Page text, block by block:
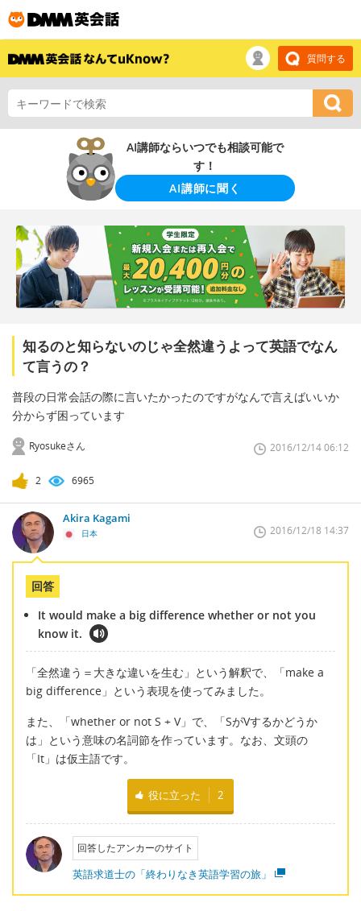
質問する
AI講師ならいつでも相談可能で
す！
AI講師に聞く
知るのと知らないのじゃ全然違うよって英語でなん
て言うの？
普段の日常会話の際に言いたかったのですがなんで言えばいいか
分からず困っています
Ryosukeさん 2016/12/14 06:12
2 6965
Akira Kagami
日本 2016/12/18 14:37
回答
It would make a big difference whether or not you
know it.
「全然違う＝大きな違いを生む」という解釈で、「make a
big difference」という表現を使ってみました。
また、「whether or not S + V」で、「SがVするかどうか
は」という意味の名詞節を作っています。なお、文頭の
「It」は仮主語です。
役に立った 2
回答したアンカーのサイト
英語求道士の「終わりなき英語学習の旅」